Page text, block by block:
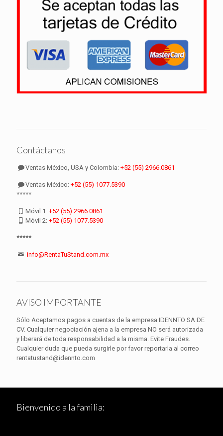
Contáctanos
Ventas México, USA y Colombia:+52 (55) 2966.0861
Ventas México:+52 (55) 1077.5390
*****
Móvil 1:+52 (55) 2966.0861
Móvil 2:+52 (55) 1077.5390
*****
info@RentaTuStand.com.mx
AVISO IMPORTANTE
Sólo Aceptamos pagos a cuentas de la empresa IDENNTO SA DE
CV. Cualquier negociación ajena a la empresa NO será autorizada
y liberará de toda responsabilidad a la misma. Evite Fraudes.
Cualquier duda que pueda surgirle por favor reportarla al correo
rentatustand@idennto.com
Bienvenido a la familia: